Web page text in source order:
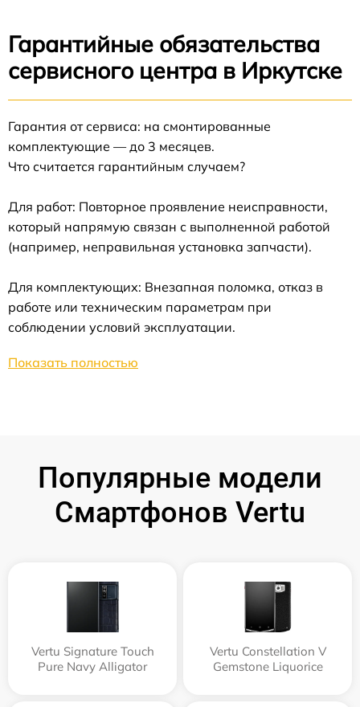
Гарантийные обязательства
сервисного центра в Иркутске
Гарантия от сервиса: на смонтированные
комплектующие — до 3 месяцев.
Что считается гарантийным случаем?
Для работ: Повторное проявление неисправности,
который напрямую связан с выполненной работой
(например, неправильная установка запчасти).
Для комплектующих: Внезапная поломка, отказ в
работе или техническим параметрам при
соблюдении условий эксплуатации.
Показать полностью
Популярные модели
Смартфонов Vertu
Vertu Signature Touch
Pure Navy Alligator
Vertu Constellation V
Gemstone Liquorice